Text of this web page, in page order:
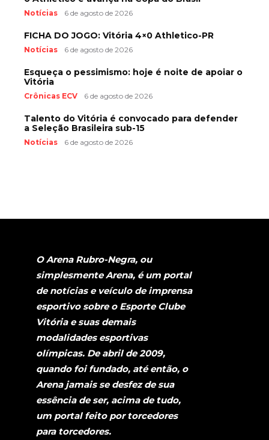
Notícias 6 de agosto de 2026
FICHA DO JOGO: Vitória 4×0 Athletico-PR
Notícias 6 de agosto de 2026
Esqueça o pessimismo: hoje é noite de apoiar o
Vitória
Crônicas ECV 6 de agosto de 2026
Talento do Vitória é convocado para defender
a Seleção Brasileira sub-15
Notícias 6 de agosto de 2026
O Arena Rubro-Negra, ou
simplesmente Arena, é um portal
de notícias e veículo de imprensa
esportivo sobre o Esporte Clube
Vitória e suas demais
modalidades esportivas
olímpicas. De abril de 2009,
quando foi fundado, até então, o
Arena jamais se desfez de sua
essência de ser, acima de tudo,
um portal feito por torcedores
para torcedores.